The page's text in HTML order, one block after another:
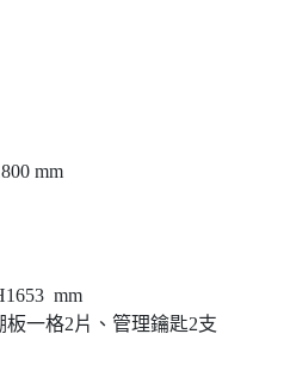
mm
mm
一格2片、管理鑰匙2支